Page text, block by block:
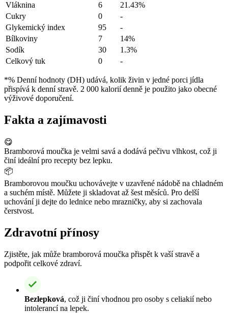
Vláknina
6
21.43%
Cukry
0
-
Glykemický index
95
-
Bílkoviny
7
14%
Sodík
30
1.3%
Celkový tuk
0 -
*% Denní hodnoty (DH) udává, kolik živin v jedné porci jídla
přispívá k denní stravě. 2 000 kalorií denně je použito jako obecné
výživové doporučení.
Fakta a zajímavosti
😋
Bramborová moučka je velmi savá a dodává pečivu vlhkost, což ji
činí ideální pro recepty bez lepku.
📦
Bramborovou moučku uchovávejte v uzavřené nádobě na chladném
a suchém místě. Můžete ji skladovat až šest měsíců. Pro delší
uchování ji dejte do lednice nebo mrazničky, aby si zachovala
čerstvost.
Zdravotní přínosy
Zjistěte, jak může bramborová moučka přispět k vaší stravě a
podpořit celkové zdraví.
Bezlepková, což ji činí vhodnou pro osoby s celiakií nebo
intolerancí na lepek.